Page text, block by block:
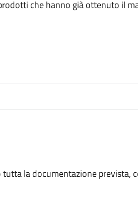
che hanno già ottenuto il
la documentazione prevista,